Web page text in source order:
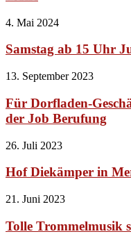
4. Mai 2024
Samstag ab 15 Uhr
13. September 2023
Für Dorfladen-
der Job Berufung
26. Juli 2023
Hof Diekämper in
21. Juni 2023
Tolle Trommelmusik